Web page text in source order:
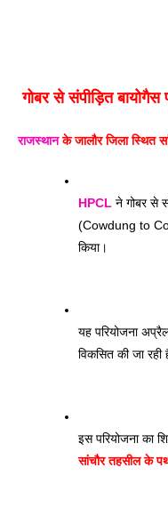
गोबर से संपीड़ित बायोगैस
राजस्थान के जालौर जिला स्थित
HPCL ने गोबर से
(Cowdung to
किया।
यह परियोजना
विकसित की जा रही
इस परियोजना का
सांचौर तहसील के